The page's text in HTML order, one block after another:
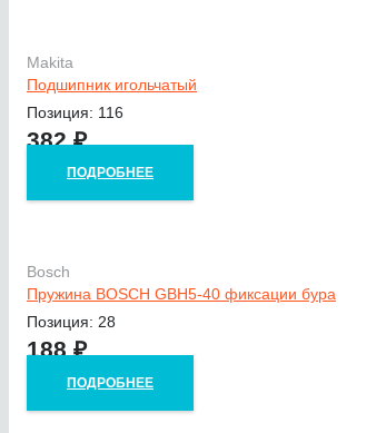
Makita
Подшипник игольчатый
Позиция: 116
382₽
ПОДРОБНЕЕ
Bosch
Пружина BOSCH GBH5-40 фиксации бура
Позиция: 28
188₽
ПОДРОБНЕЕ